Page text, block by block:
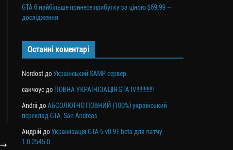
GTA 6 найбільше принесе прибутку за ціною $69,99 —
дослідження
Останні коментарі
Nordost доУкраїнський SAMP сервер
санчоус до ПОВНА УКРАЇНІЗАЦІЯ GTA IV!!!!!!!!!!!!
Andrii доАБСОЛЮТНО ПОВНИЙ (100%) український
переклад GTA: San Andreas
Андрій доУкраїнізація GTA 5 v0.91 beta для патчу
1.0.2545.0